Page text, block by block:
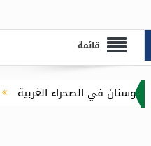
قائمة
الغربية
لأول مرة في